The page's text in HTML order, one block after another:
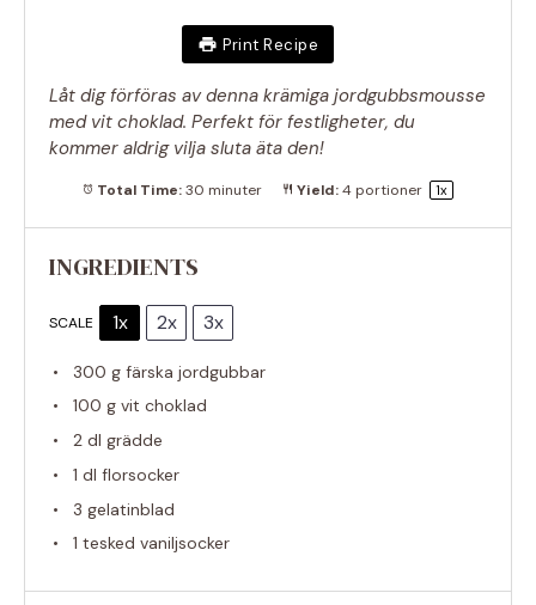
Print Recipe
Låt dig förföras av denna krämiga jordgubbsmousse
med vit choklad. Perfekt för festligheter, du
kommer aldrig vilja sluta äta den!
Total Time: 30 minuter Yield: 4 portioner 1x
INGREDIENTS
SCALE 1x 2x 3x
300 g färska jordgubbar
100 g vit choklad
2 dl grädde
1 dl florsocker
3 gelatinblad
1 tesked vaniljsocker